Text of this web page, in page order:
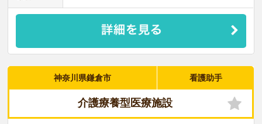
神奈川県鎌倉市 看護助手
介護療養型医療施設